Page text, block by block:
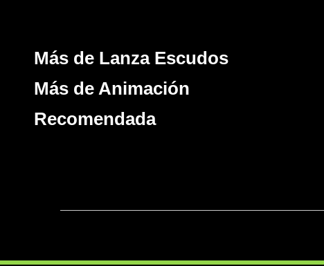
Más de Lanza Escudos
Más de Animación
Recomendada